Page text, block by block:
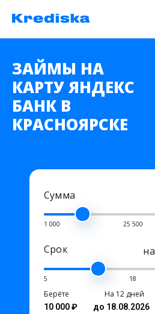
ЗАЙМЫ НА
КАРТУ ЯНДЕКС
БАНК В
КРАСНОЯРСКЕ
Сумма
1 000 25 500
Срок на
5 18
Берёте
10 000 ₽
На 12 дней
до 18.08.2026